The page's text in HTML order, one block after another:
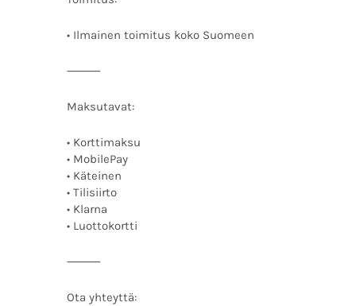
• Ilmainen toimitus koko Suomeen
⸻
Maksutavat:
• Korttimaksu
• MobilePay
• Käteinen
• Tilisiirto
• Klarna
• Luottokortti
⸻
Ota yhteyttä: